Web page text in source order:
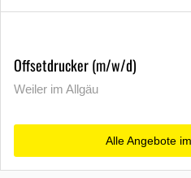
Offsetdrucker (m/w/d)
Weiler im Allgäu
Alle Angebote